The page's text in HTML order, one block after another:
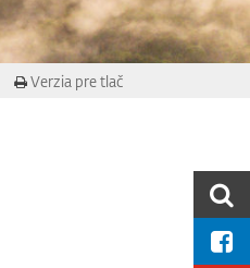
Verzia pre tlač